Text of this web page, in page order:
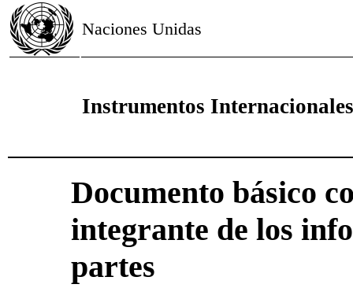
Naciones Unidas
Instrumentos
Documento básico
integrante de los
partes